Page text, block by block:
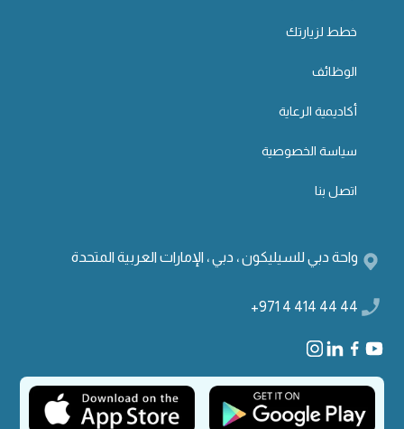
خطط لزيارتك
الوظائف
أكاديمية الرعاية
سياسة الخصوصية
اتصل بنا
واحة دبي للسيليكون ، دبي ، الإمارات العربية المتحدة
+971 4 414 44 44